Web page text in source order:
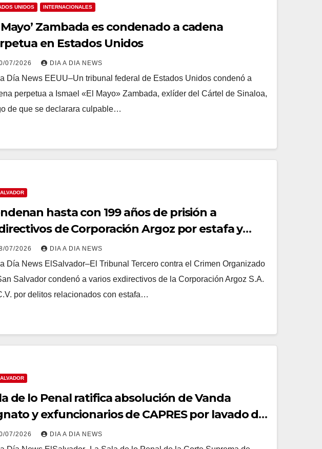
UNIDOS INTERNACIONALES
Mayo’ Zambada es condenado a cadena
en Estados Unidos
07/2026 DIA A DIA NEWS
Día News EEUU–Un tribunal federal de Estados Unidos condenó a
perpetua a Ismael «El Mayo» Zambada, exlíder del Cártel de Sinaloa,
de que se declarara culpable…
hasta con 199 años de prisión a
de Corporación Argoz por estafa y
de dinero
07/2026 DIA A DIA NEWS
Día News ElSalvador–El Tribunal Tercero contra el Crimen Organizado
Salvador condenó a varios exdirectivos de la Corporación Argoz S.A.
por delitos relacionados con estafa…
de lo Penal ratifica absolución de Vanda
y exfuncionarios de CAPRES por lavado de
07/2026 DIA A DIA NEWS